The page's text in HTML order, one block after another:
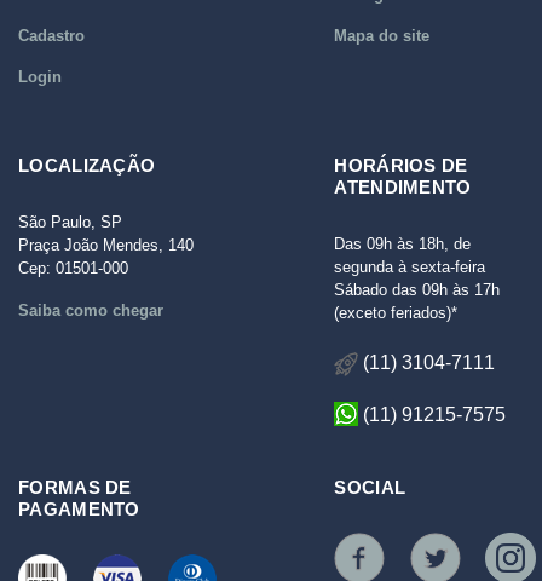
Cadastro
Login
Mapa do site
LOCALIZAÇÃO
São Paulo, SP
Praça João Mendes, 140
Cep: 01501-000
Saiba como chegar
HORÁRIOS DE
ATENDIMENTO
Das 09h às 18h, de
segunda à sexta-feira
Sábado das 09h às 17h
(exceto feriados)*
(11) 3104-7111
(11) 91215-7575
FORMAS DE
PAGAMENTO
SOCIAL